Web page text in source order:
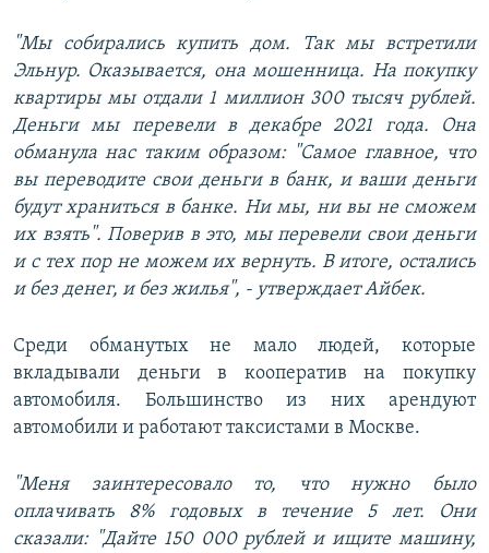
"Мы собирались купить дом. Так мы встретили
Эльнур. Оказывается, она мошенница. На покупку
квартиры мы отдали 1 миллион 300 тысяч рублей.
Деньги мы перевели в декабре 2021 года. Она
обманула нас таким образом: "Самое главное, что
вы переводите свои деньги в банк, и ваши деньги
будут храниться в банке. Ни мы, ни вы не сможем
их взять". Поверив в это, мы перевели свои деньги
и с тех пор не можем их вернуть. В итоге, остались
и без денег, и без жилья", - утверждает Айбек.
Среди обманутых не мало людей, которые
вкладывали деньги в кооператив на покупку
автомобиля. Большинство из них арендуют
автомобили и работают таксистами в Москве.
"Меня заинтересовало то, что нужно было
оплачивать 8% годовых в течение 5 лет. Они
сказали: "Дайте 150 000 рублей и ищите машину,